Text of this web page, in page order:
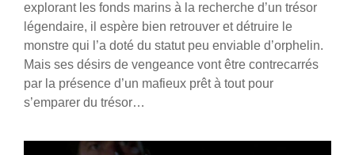
explorant les fonds marins à la recherche d’un trésor
légendaire, il espère bien retrouver et détruire le
monstre qui l’a doté du statut peu enviable d’orphelin.
Mais ses désirs de vengeance vont être contrecarrés
par la présence d’un mafieux prêt à tout pour
s’emparer du trésor…